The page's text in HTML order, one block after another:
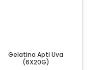
Gelatina Apti Uva
(6X20G)